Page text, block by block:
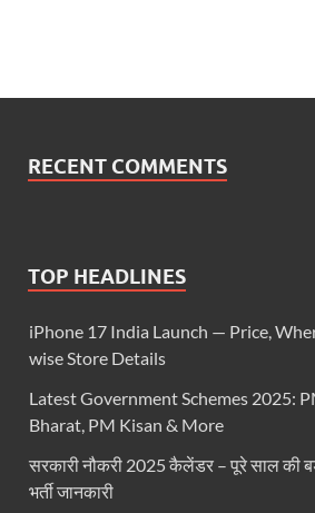
RECENT COMMENTS
TOP HEADLINES
iPhone 17 India Launch — Price,
wise Store Details
Latest Government Schemes 2025:
Bharat, PM Kisan & More
सरकारी नौकरी 2025 कैलेंडर – पूरे साल की
भर्ती जानकारी